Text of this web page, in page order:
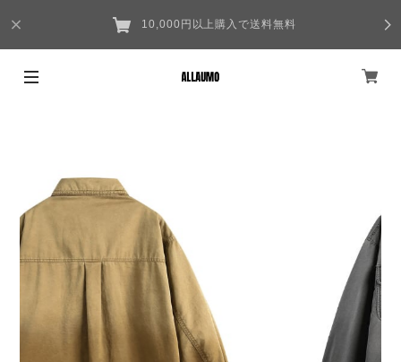
10,000円以上購入で送料無料